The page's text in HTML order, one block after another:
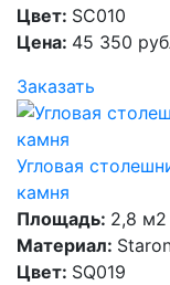
Цвет: SC010
Цена: 45 350
Заказать
Угловая
камня
Площадь: 2,8 м2
Материал:
Цвет: SQ019